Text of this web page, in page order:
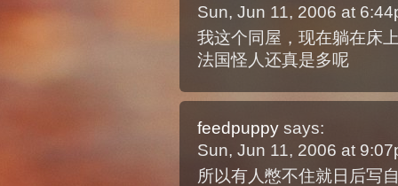
Sun, Jun 11, 2006 at
我这个同屋，现在躺在床
法国怪人还真是多呢
feedpuppy says:
Sun, Jun 11, 2006 at
所以有人憋不住就日后写